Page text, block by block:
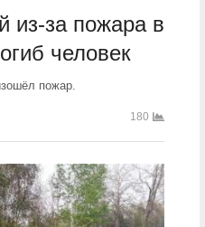
из-за пожара в
человек
пожар.
180